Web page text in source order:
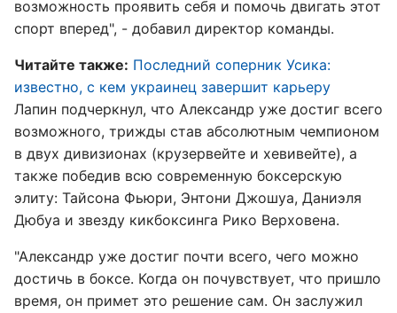
возможность проявить себя и помочь двигать этот
спорт вперед", - добавил директор команды.
Читайте также: Последний соперник Усика:
известно, с кем украинец завершит карьеру
Лапин подчеркнул, что Александр уже достиг всего
возможного, трижды став абсолютным чемпионом
в двух дивизионах (крузервейте и хевивейте), а
также победив всю современную боксерскую
элиту: Тайсона Фьюри, Энтони Джошуа, Даниэля
Дюбуа и звезду кикбоксинга Рико Верховена.
"Александр уже достиг почти всего, чего можно
достичь в боксе. Когда он почувствует, что пришло
время, он примет это решение сам. Он заслужил